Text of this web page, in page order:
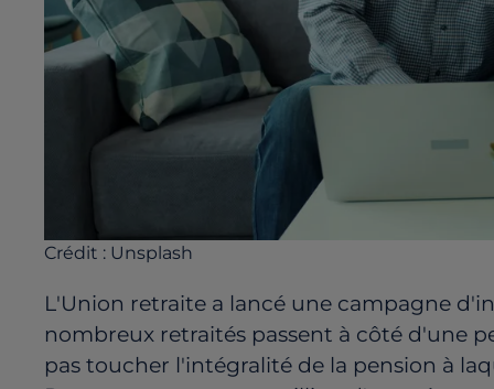
Crédit : Unsplash
L'Union retraite a lancé une campagne
nombreux retraités passent à côté d'une
pas toucher l'intégralité de la pension à